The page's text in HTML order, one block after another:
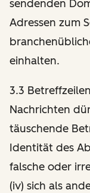
sendenden
Adressen zum
einhalten.
3.3
Nachrichten
täuschende
Identität des
falsche oder
(iv) sich als